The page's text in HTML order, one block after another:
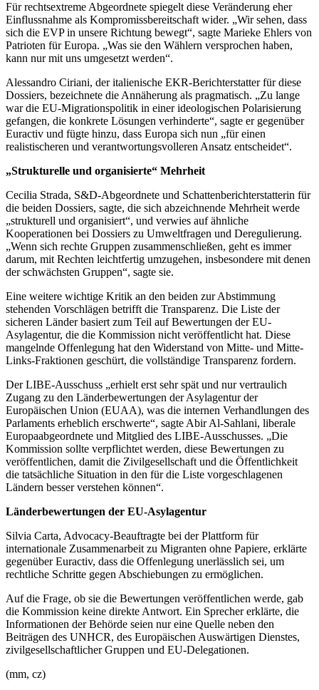
Für rechtsextreme Abgeordnete spiegelt diese Veränderung eher
Einflussnahme als Kompromissbereitschaft wider. „Wir sehen, dass
sich die EVP in unsere Richtung bewegt“, sagte Marieke Ehlers von
Patrioten für Europa. „Was sie den Wählern versprochen haben,
kann nur mit uns umgesetzt werden“.
Alessandro Ciriani, der italienische EKR-Berichterstatter für diese
Dossiers, bezeichnete die Annäherung als pragmatisch. „Zu lange
war die EU-Migrationspolitik in einer ideologischen Polarisierung
gefangen, die konkrete Lösungen verhinderte“, sagte er gegenüber
Euractiv und fügte hinzu, dass Europa sich nun „für einen
realistischeren und verantwortungsvolleren Ansatz entscheidet“.
„Strukturelle und organisierte“ Mehrheit
Cecilia Strada, S&D-Abgeordnete und Schattenberichterstatterin für
die beiden Dossiers, sagte, die sich abzeichnende Mehrheit werde
„strukturell und organisiert“, und verwies auf ähnliche
Kooperationen bei Dossiers zu Umweltfragen und Deregulierung.
„Wenn sich rechte Gruppen zusammenschließen, geht es immer
darum, mit Rechten leichtfertig umzugehen, insbesondere mit denen
der schwächsten Gruppen“, sagte sie.
Eine weitere wichtige Kritik an den beiden zur Abstimmung
stehenden Vorschlägen betrifft die Transparenz. Die Liste der
sicheren Länder basiert zum Teil auf Bewertungen der EU-
Asylagentur, die die Kommission nicht veröffentlicht hat. Diese
mangelnde Offenlegung hat den Widerstand von Mitte- und Mitte-
Links-Fraktionen geschürt, die vollständige Transparenz fordern.
Der LIBE-Ausschuss „erhielt erst sehr spät und nur vertraulich
Zugang zu den Länderbewertungen der Asylagentur der
Europäischen Union (EUAA), was die internen Verhandlungen des
Parlaments erheblich erschwerte“, sagte Abir Al-Sahlani, liberale
Europaabgeordnete und Mitglied des LIBE-Ausschusses. „Die
Kommission sollte verpflichtet werden, diese Bewertungen zu
veröffentlichen, damit die Zivilgesellschaft und die Öffentlichkeit
die tatsächliche Situation in den für die Liste vorgeschlagenen
Ländern besser verstehen können“.
Länderbewertungen der EU-Asylagentur
Silvia Carta, Advocacy-Beauftragte bei der Plattform für
internationale Zusammenarbeit zu Migranten ohne Papiere, erklärte
gegenüber Euractiv, dass die Offenlegung unerlässlich sei, um
rechtliche Schritte gegen Abschiebungen zu ermöglichen.
Auf die Frage, ob sie die Bewertungen veröffentlichen werde, gab
die Kommission keine direkte Antwort. Ein Sprecher erklärte, die
Informationen der Behörde seien nur eine Quelle neben den
Beiträgen des UNHCR, des Europäischen Auswärtigen Dienstes,
zivilgesellschaftlicher Gruppen und EU-Delegationen.
(mm, cz)